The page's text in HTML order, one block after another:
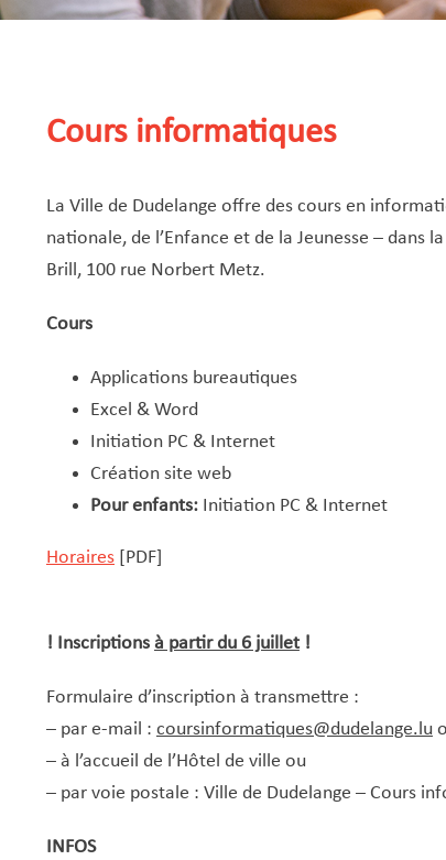
Cours informatiques
La Ville de Dudelange offre des cours en
nationale, de l’Enfance et de la Jeunesse – dans
Brill, 100 rue Norbert Metz.
Cours
Applications bureautiques
Excel & Word
Initiation PC & Internet
Création site web
Pour enfants: Initiation PC & Internet
Horaires[PDF]
! Inscriptions à partir du 6 juillet!
Formulaire d’inscription à transmettre :
– par e-mail : coursinformatiques@dudelange.lu
– à l’accueil de l’Hôtel de ville ou
– par voie postale : Ville de Dudelange – Cours
INFOS